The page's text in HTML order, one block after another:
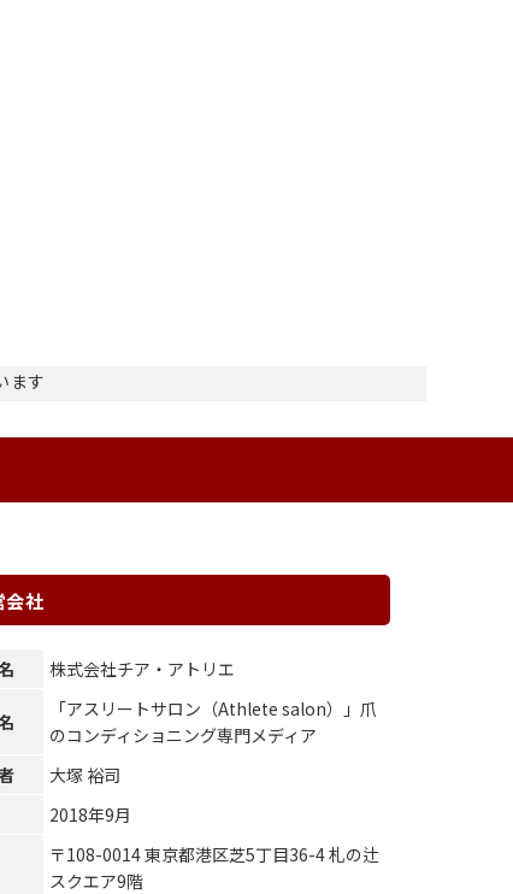
ます
会社
株式会社チア・アトリエ
「アスリートサロン（Athlete salon）」爪
のコンディショニング専門メディア
大塚 裕司
2018年9月
〒108-0014 東京都港区芝5丁目36-4 札の辻
スクエア9階